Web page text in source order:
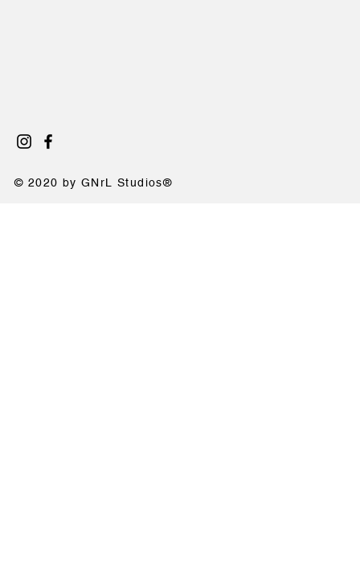
© 2020 by GNrL Studios®